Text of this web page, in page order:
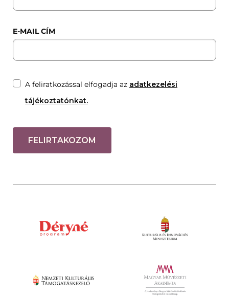
E-MAIL CÍM
A feliratkozással elfogadja az adatkezelési
tájékoztatónkat.
FELIRTAKOZOM